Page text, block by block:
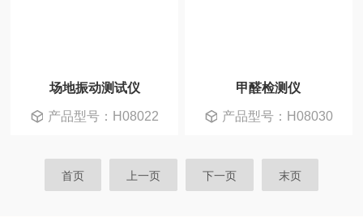
场地振动测试仪
产品型号：H08022
甲醛检测仪
产品型号：H08030
首页 上一页 下一页 末页